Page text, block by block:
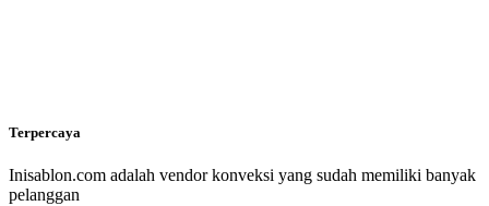
Terpercaya
Inisablon.com adalah vendor konveksi yang sudah memiliki banyak
pelanggan